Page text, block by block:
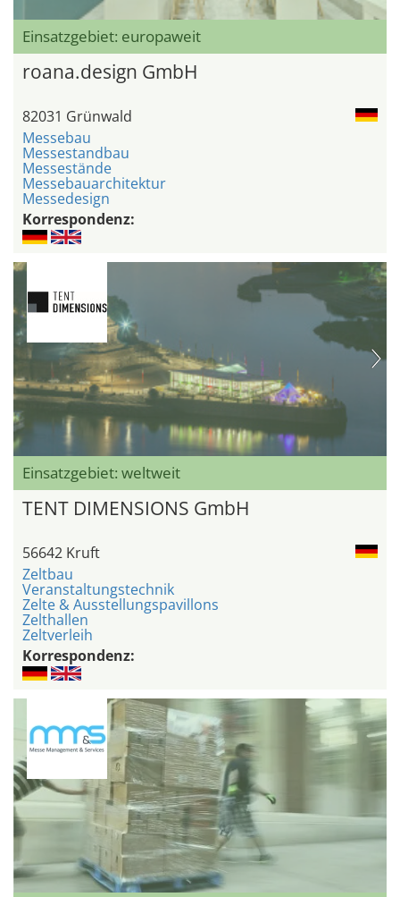
Einsatzgebiet: europaweit
roana.design GmbH
82031 Grünwald
Messebau
Messestandbau
Messestände
Messebauarchitektur
Messedesign
Korrespondenz:
Einsatzgebiet: weltweit
TENT DIMENSIONS GmbH
56642 Kruft
Zeltbau
Veranstaltungstechnik
Zelte & Ausstellungspavillons
Zelthallen
Zeltverleih
Korrespondenz: